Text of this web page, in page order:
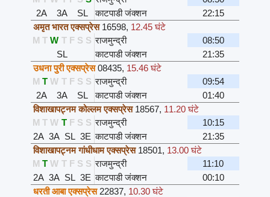
2A
3A SL काटपाडी जंक्शन
22:15
अमृत भारत एक्सप्रेस 16598, 12.45 घंटे
M T W T F S S राजमुन्द्री
08:50
SL
काटपाडी जंक्शन
21:35
उधना पुरी एक्सप्रेस 08435, 15.46 घंटे
M T W T F S S राजमुन्द्री
09:54
2A
3A SL काटपाडी जंक्शन
01:40
विशाखापट्नम कोल्लम एक्सप्रेस 18567, 11.20 घंटे
M T W T F S S राजमुन्द्री
10:15
2A 3A SL 3E काटपाडी जंक्शन
21:35
विशाखापट्नम गांधीधाम एक्सप्रेस 18501, 13.00 घंटे
M T W T F S S राजमुन्द्री
11:10
2A 3A SL 3E काटपाडी जंक्शन
00:10
धरती आबा एक्सप्रेस 22837, 10.30 घंटे